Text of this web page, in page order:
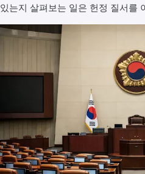
있는지 살펴보는 일은 헌정 질서를